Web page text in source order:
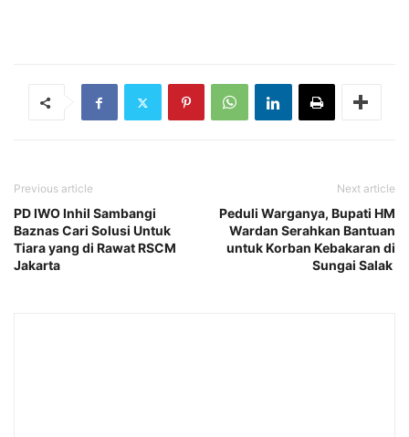
Previous article
PD IWO Inhil Sambangi
Baznas Cari Solusi Untuk
Tiara yang di Rawat RSCM
Jakarta
Next article
Peduli Warganya, Bupati HM
Wardan Serahkan Bantuan
untuk Korban Kebakaran di
Sungai Salak